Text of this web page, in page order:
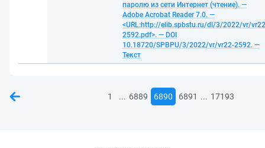
паролю из сети Интернет (чтение). —
Adobe Acrobat Reader 7.0. —
<URL:http://elib.spbstu.ru/dl/3/2022/vr/
2592.pdf>. — DOI
10.18720/SPBPU/3/2022/vr/vr22-2592. —
Текст
1 ... 6889 6890 6891 ... 17193